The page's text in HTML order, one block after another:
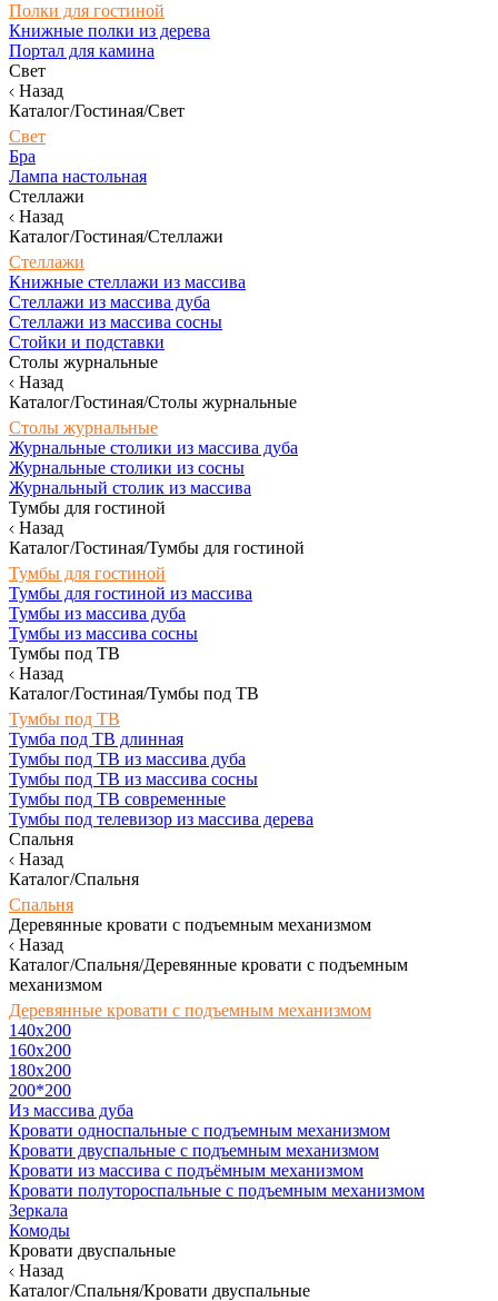
Полки для гостиной
Книжные полки из дерева
Портал для камина
Свет
Назад
Каталог/Гостиная/Свет
Свет
Бра
Лампа настольная
Стеллажи
Назад
Каталог/Гостиная/Стеллажи
Стеллажи
Книжные стеллажи из массива
Стеллажи из массива дуба
Стеллажи из массива сосны
Стойки и подставки
Столы журнальные
Назад
Каталог/Гостиная/Столы журнальные
Столы журнальные
Журнальные столики из массива дуба
Журнальные столики из сосны
Журнальный столик из массива
Тумбы для гостиной
Назад
Каталог/Гостиная/Тумбы для гостиной
Тумбы для гостиной
Тумбы для гостиной из массива
Тумбы из массива дуба
Тумбы из массива сосны
Тумбы под ТВ
Назад
Каталог/Гостиная/Тумбы под ТВ
Тумбы под ТВ
Тумба под ТВ длинная
Тумбы под ТВ из массива дуба
Тумбы под ТВ из массива сосны
Тумбы под ТВ современные
Тумбы под телевизор из массива дерева
Спальня
Назад
Каталог/Спальня
Спальня
Деревянные кровати с подъемным механизмом
Назад
Каталог/Спальня/Деревянные кровати с подъемным
механизмом
Деревянные кровати с подъемным механизмом
140x200
160х200
180х200
200*200
Из массива дуба
Кровати односпальные с подъемным механизмом
Кровати двуспальные с подъемным механизмом
Кровати из массива с подъёмным механизмом
Кровати полутороспальные с подъемным механизмом
Зеркала
Комоды
Кровати двуспальные
Назад
Каталог/Спальня/Кровати двуспальные